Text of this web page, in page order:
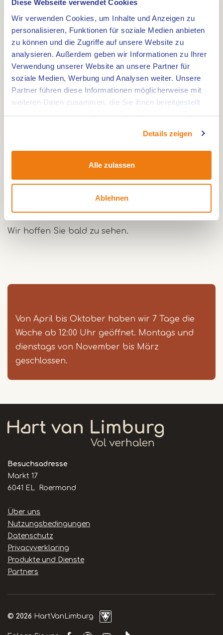
Diese Webseite verwendet Cookies
Wir verwenden Cookies, um Inhalte und Anzeigen zu
personalisieren, Funktionen für soziale Medien anbieten
zu können und die Zugriffe auf unsere Website zu
analysieren. Außerdem geben wir Informationen zu Ihrer
Verwendung unserer Website an unsere Partner für
soziale Medien, Werbung und Analysen weiter. Unsere
Partner führen diese Informationen möglicherweise mit
weiteren Daten zusammen, die Sie ihnen bereitgestellt
haben oder die sie im Rahmen Ihrer Nutzung der Dienste
Details zeigen
Alle zulassen
Ablehnen
Maas. Nach einem Spaziergang oder einer
Fahrradtour können Sie im Sommer die Terrasse
mit der schönsten Aussicht genießen und im
Winter können Sie es sich drinnen gemütlich
machen.
Was bieten wir Ihnen an?
Von 12:00 bis 16:00 Uhr servieren wir Mittagessen à
la carte, hohe Getränke und High Tea. Ab 17:30
Uhr können Sie unser berühmtes Diner Tastou
genießen. Hier können Sie aus 65 verschiedenen
www.heereaandemaas.nlfür alle Arrangements
Wir hoffen Sie bald zu sehen.
Von April bis Oktober haben wir 7 Tage die
Woche ab 12:00 Uhr geöffnet. Montags und
dienstags von November bis März
geschlossen.
Besuchsadresse
Markt 17
6041 EL Roermond
Handige
links
Über uns
Nutzungsbedingungen
Datenschutz
Privacyverklaring
Produkte und Dienste
Partners
© 2026 HartVanLimburg